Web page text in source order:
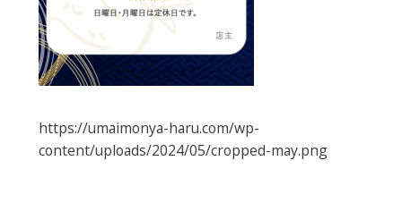
https://umaimonya-haru.com/wp-
content/uploads/2024/05/cropped-may.png